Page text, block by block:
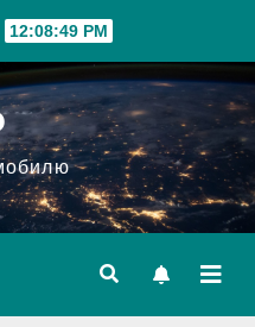
12:08:51 PM